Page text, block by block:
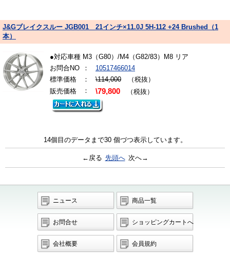
J&Gブレイクスルー JGB001 21インチ×11.0J 5H-112 +24 Brushed（1
本）
●対応車種 M3（G80）/M4（G82/83）M8 リア
お問合NO
：
10517466014
標準価格
： \114,000 （税抜）
販売価格
： \79,800 （税抜）
14個目のデータまで30 個づつ表示しています。
←戻る 先頭へ 次へ→
ニュース 商品一覧
お問合せ ショッピングカートへ
会社概要 会員規約